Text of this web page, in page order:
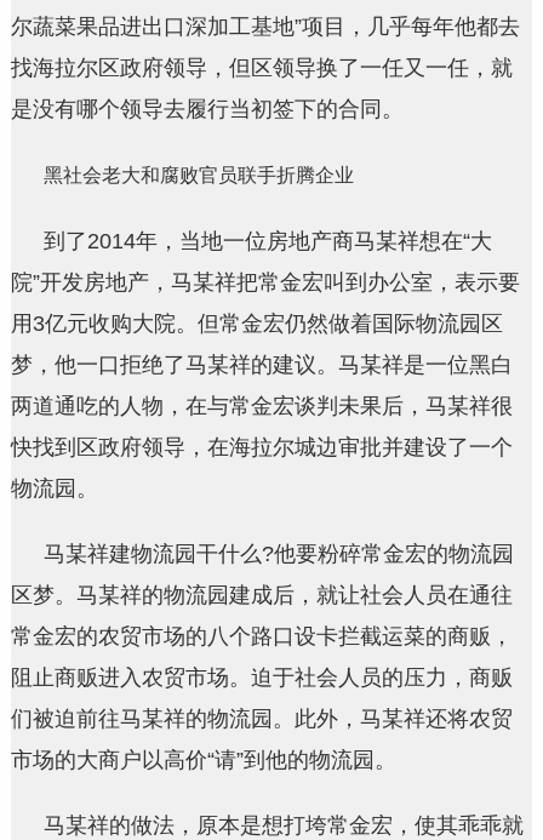
尔蔬菜果品进出口深加工基地”项目，几乎每年他都去
找海拉尔区政府领导，但区领导换了一任又一任，就
是没有哪个领导去履行当初签下的合同。
黑社会老大和腐败官员联手折腾企业
到了2014年，当地一位房地产商马某祥想在“大
院”开发房地产，马某祥把常金宏叫到办公室，表示要
用3亿元收购大院。但常金宏仍然做着国际物流园区
梦，他一口拒绝了马某祥的建议。马某祥是一位黑白
两道通吃的人物，在与常金宏谈判未果后，马某祥很
快找到区政府领导，在海拉尔城边审批并建设了一个
物流园。
马某祥建物流园干什么?他要粉碎常金宏的物流园
区梦。马某祥的物流园建成后，就让社会人员在通往
常金宏的农贸市场的八个路口设卡拦截运菜的商贩，
阻止商贩进入农贸市场。迫于社会人员的压力，商贩
们被迫前往马某祥的物流园。此外，马某祥还将农贸
市场的大商户以高价“请”到他的物流园。
马某祥的做法，原本是想打垮常金宏，使其乖乖就